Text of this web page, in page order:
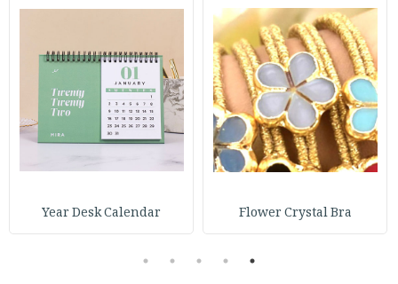
Flower Crystal Bra
Year Desk Calendar
1
2
3
4
5